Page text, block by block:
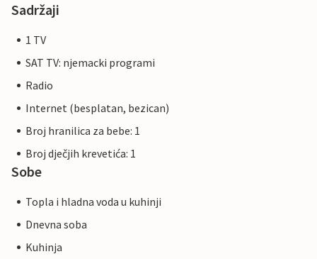
Sadržaji
1 TV
SAT TV: njemacki programi
Radio
Internet (besplatan, bezican)
Broj hranilica za bebe: 1
Broj dječjih krevetića: 1
Sobe
Topla i hladna voda u kuhinji
Dnevna soba
Kuhinja